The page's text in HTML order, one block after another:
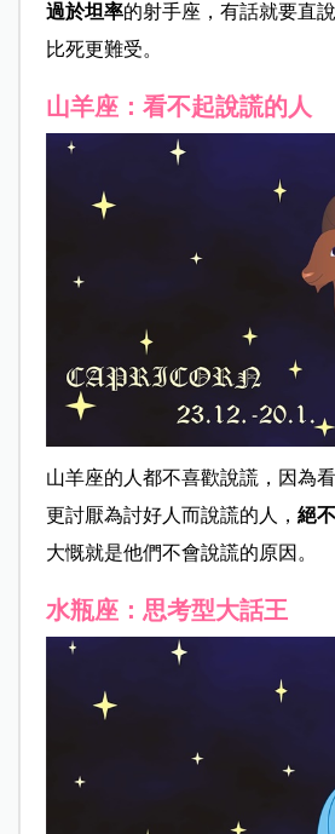
過於坦率的射手座，有話就要直
比死更難受。
山羊座：看不起說謊的人
山羊座的人都不喜歡說謊，因為
更討厭為討好人而說謊的人， 絕
大慨就是他們不會說謊的原因。
水瓶座：思考型大話王